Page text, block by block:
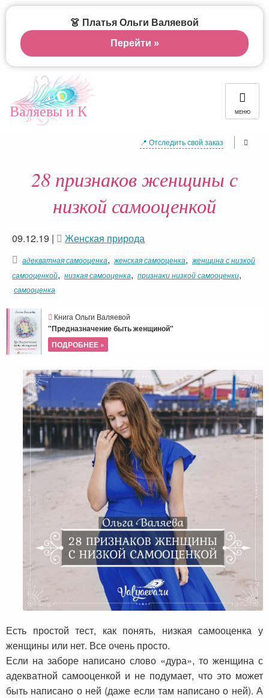
Валяевы и К МЕНЮ
📍 Отследить свой заказ
28 признаков женщины с
низкой самооценкой
09.12.19 | Женская природа
адекватная самооценка, женская самооценка, женщина с низкой
самооценкой, низкая самооценка, признаки низкой самооценки,
самооценка
Книга Ольги Валяевой
"Предназначение быть женщиной"
ПОДРОБНЕЕ »
Есть простой тест, как понять, низкая самооценка у
женщины или нет. Все очень просто.
Если на заборе написано слово «дура», то женщина с
адекватной самооценкой и не подумает, что это может
быть написано о ней (даже если там написано о ней). А
👗 Платья Ольги Валяевой
Перейти »